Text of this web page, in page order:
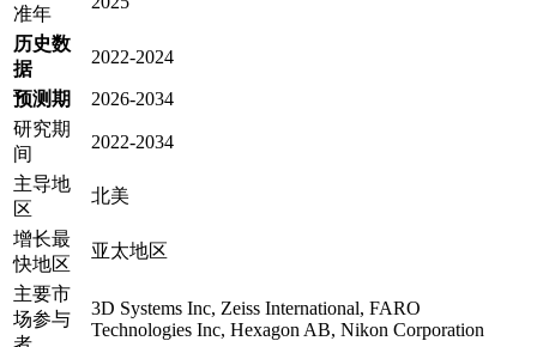
准年
历史数
据
2022-2024
预测期
2026-2034
研究期
间
2022-2034
主导地
区
北美
增长最
快地区
亚太地区
主要市
场参与
3D Systems Inc, Zeiss International, FARO
Technologies Inc, Hexagon AB, Nikon Corporation